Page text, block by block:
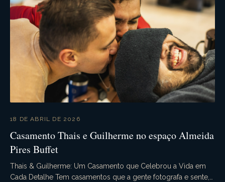
18 DE ABRIL DE 2026
Casamento Thais e Guilherme no espaço Almeida
Pires Buffet
Thais & Guilherme: Um Casamento que Celebrou a Vida em
Cada Detalhe Tem casamentos que a gente fotografa e sente,